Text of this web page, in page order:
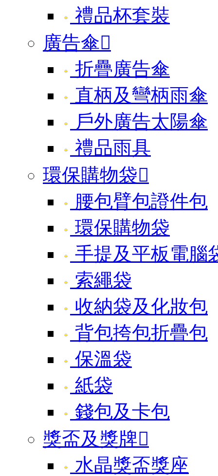
禮品杯套裝
廣告傘
折疊廣告傘
直柄及彎柄雨傘
戶外廣告太陽傘
禮品雨具
環保購物袋
腰包臂包證件包
環保購物袋
手提及平板電腦
索繩袋
收納袋及化妝包
背包挎包折疊包
保溫袋
紙袋
錢包及卡包
獎盃及獎牌
水晶獎盃獎座